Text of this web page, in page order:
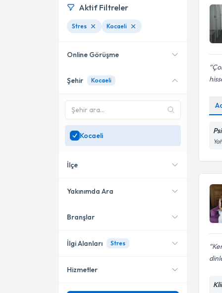
Aktif Filtreler
Stres Kocaeli
Online Görüşme
Online danışmanlık sunan
SadeceKocaeli
uzman ara
Şehir Kocaeli
Kocaeli
İlçe
İzmit
Gebze
Yakınımda Ara
Konumuma yakın uzmanları
Branşlar
Psikoloji
İlgi Alanları Stres
Hizmetler